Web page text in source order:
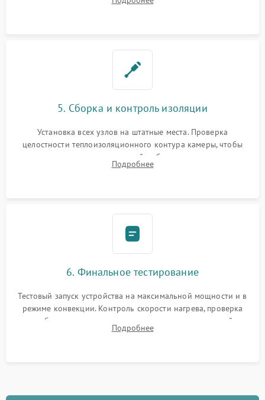
выгоревших реле, восстановление контактов и замена
5. Сборка и контроль изоляции
Установка всех узлов на штатные места. Проверка
целостности теплоизоляционного контура камеры, чтобы
исключить перегрев кухонной мебели и потерю тепла.
Надежная фиксация клемм и сборка корпуса шкафа.
Подробнее
6. Финальное тестирование
Тестовый запуск устройства на максимальной мощности и в
режиме конвекции. Контроль скорости нагрева, проверка
срабатывания термостата при достижении заданной
температуры и тест на отсутствие утечек тока.
Подробнее